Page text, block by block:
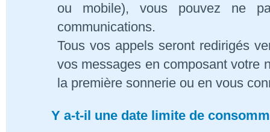
ou mobile), vous pouvez ne
communications.
Tous vos appels seront redirigés
vos messages en composant votre
la première sonnerie ou en vous
Y a-t-il une date limite de